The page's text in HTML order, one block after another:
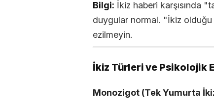
Bilgi: İkiz haberi karşısında
duygular normal. "İkiz olduğu
ezilmeyin.
İkiz Türleri ve Psikolojik
Monozigot (Tek Yumurta